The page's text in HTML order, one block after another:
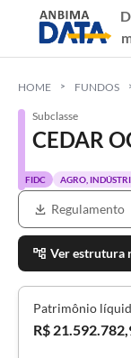
HOME FUNDOS
Subclasse
CEDAR
FIDC AGRO,
Regulamento
Ver estrutura
Patrimônio
R$